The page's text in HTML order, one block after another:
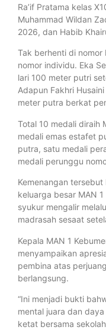
Ra’if Pratama kelas
Muhammad Wildan
2026, dan Habib
Tak berhenti di
nomor individu. Eka
lari 100 meter putri
Adapun Fakhri
meter putra berkat
Total 10 medali diraih
medali emas estafet
putra, satu medali
medali perunggu
Kemenangan
keluarga besar MAN
syukur mengalir
madrasah sesaat
Kepala MAN 1
menyampaikan
pembina atas
berlangsung.
“Ini menjadi bukti
mental juara dan
ketat bersama